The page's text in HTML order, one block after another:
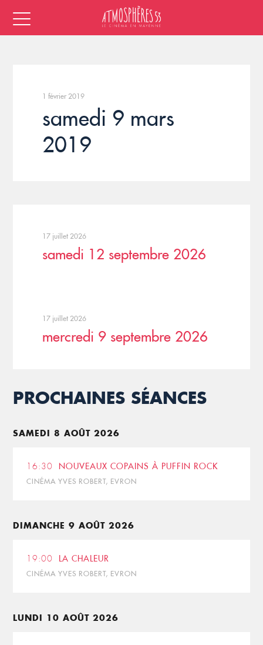
1 février 2019
samedi 9 mars
2019
17 juillet 2026
samedi 12 septembre 2026
17 juillet 2026
mercredi 9 septembre 2026
PROCHAINES SÉANCES
SAMEDI 8 AOÛT 2026
16:30 NOUVEAUX COPAINS À PUFFIN ROCK
CINÉMA YVES ROBERT, EVRON
DIMANCHE 9 AOÛT 2026
19:00 LA CHALEUR
CINÉMA YVES ROBERT, EVRON
LUNDI 10 AOÛT 2026